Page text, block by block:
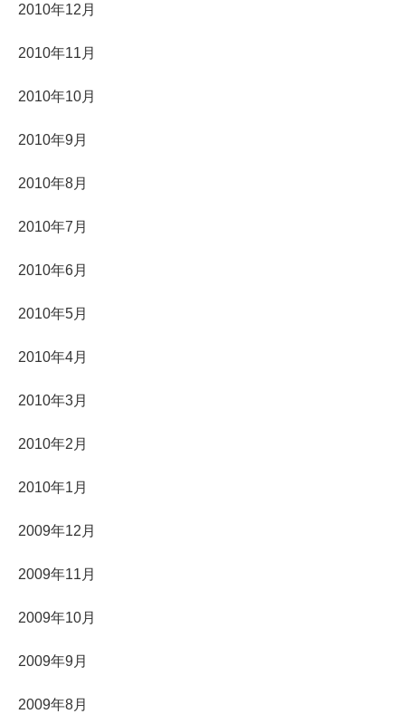
2010年12月
2010年11月
2010年10月
2010年9月
2010年8月
2010年7月
2010年6月
2010年5月
2010年4月
2010年3月
2010年2月
2010年1月
2009年12月
2009年11月
2009年10月
2009年9月
2009年8月